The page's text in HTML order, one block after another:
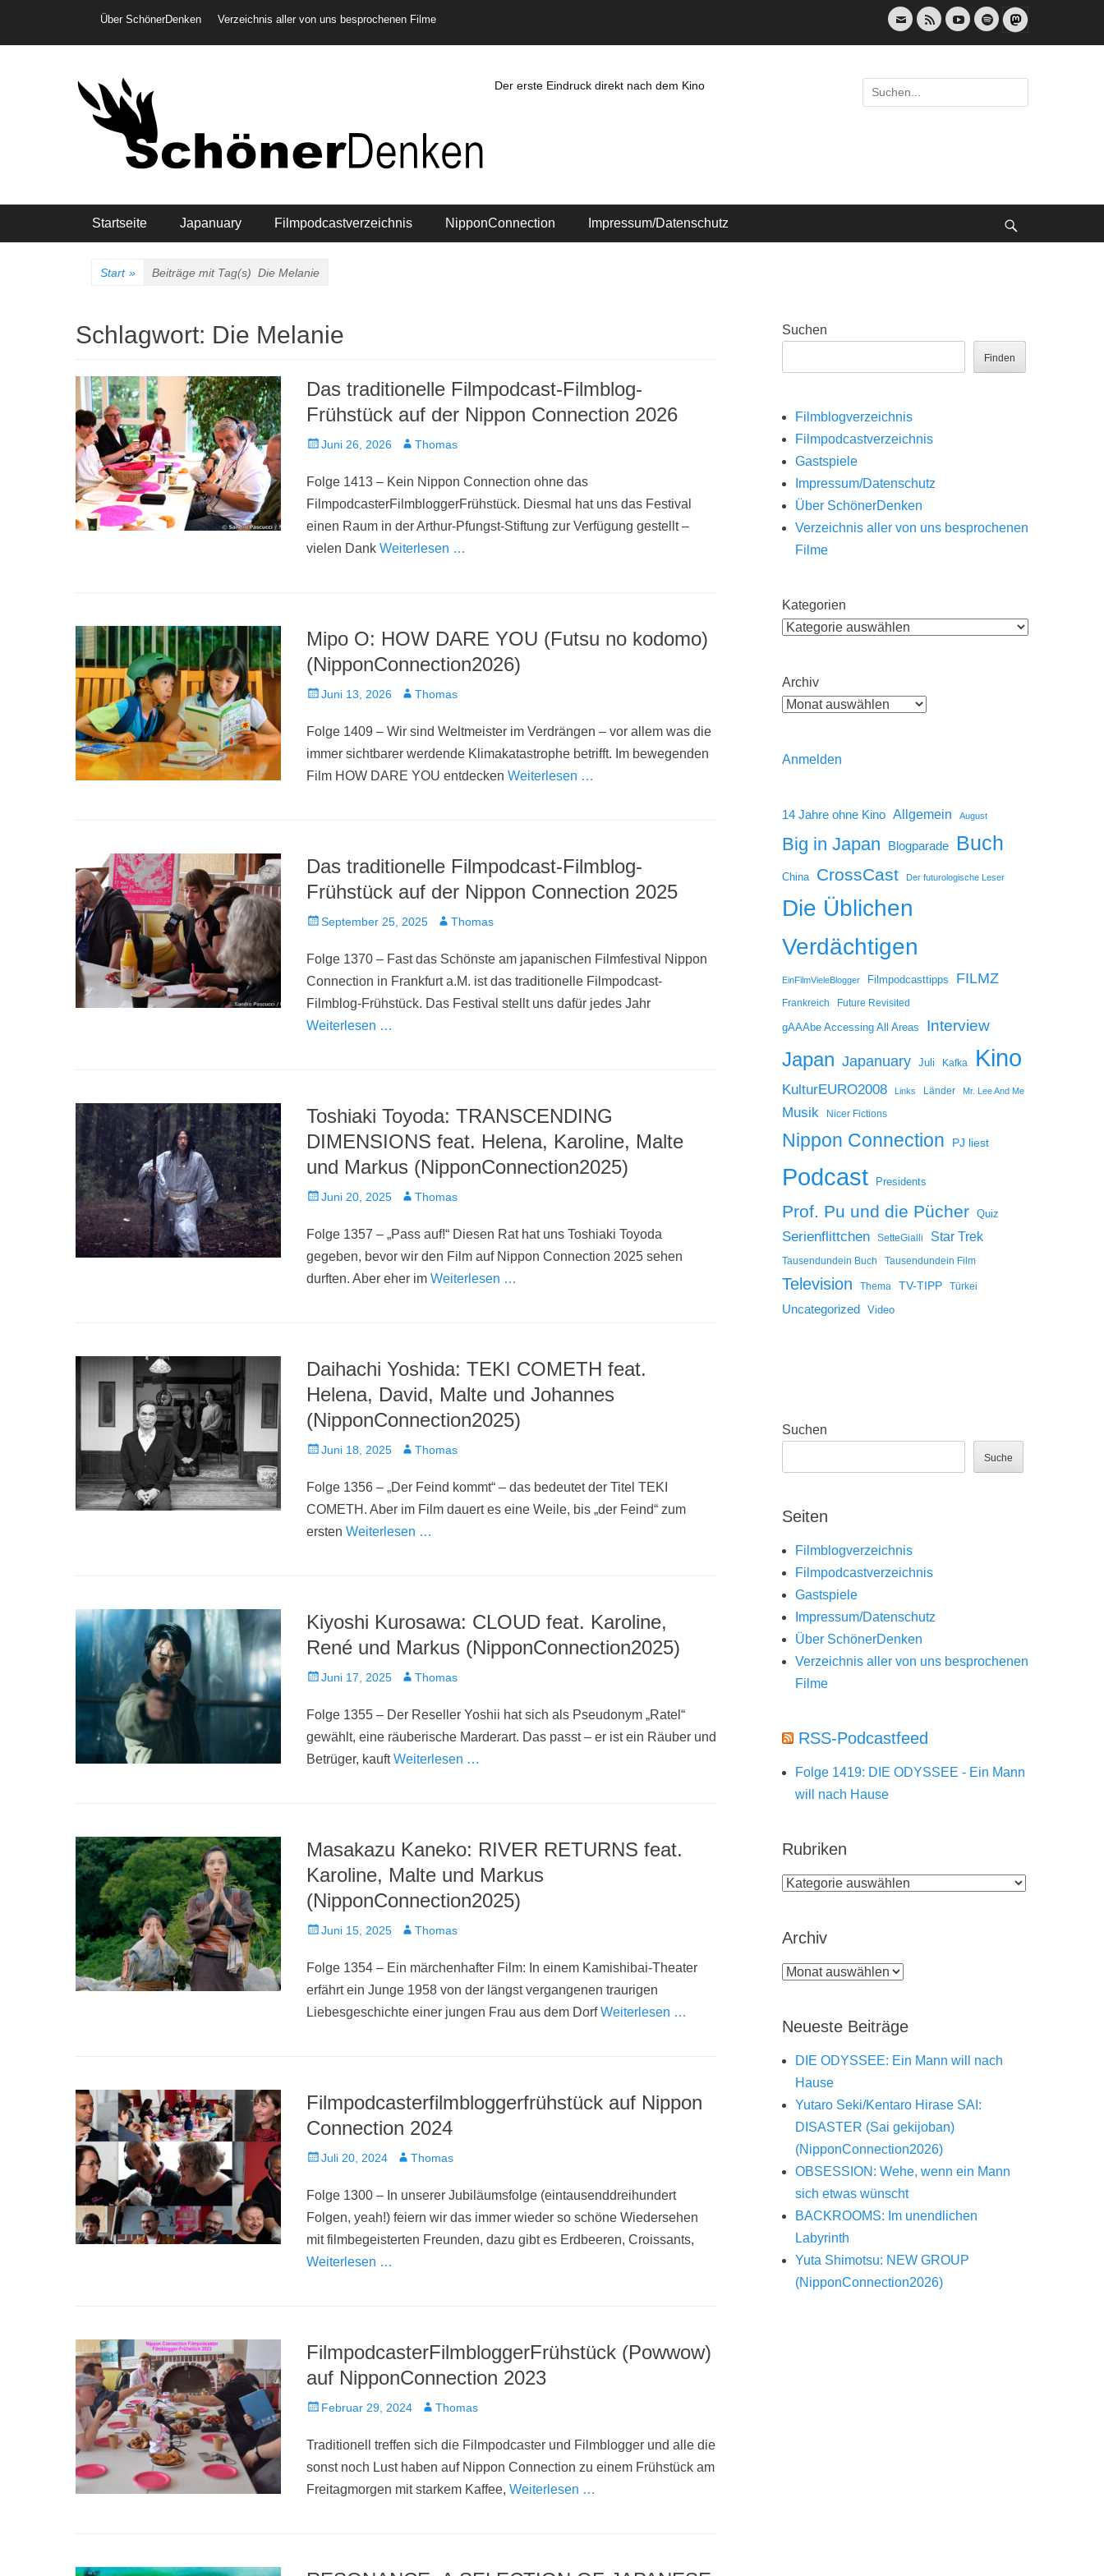
Header-Menü
Über SchönerDenken Verzeichnis aller von uns besprochenen Filme
E-
Mail
Feed YouTubeSpotify
Der erste Eindruck direkt nach dem Kino
Suche
nach:
Hauptmenü
Startseite Japanuary Filmpodcastverzeichnis NipponConnection Impressum/Datenschutz
Start » Beiträge mit Tag(s) Die Melanie
Schlagwort: Die Melanie
Das traditionelle Filmpodcast-Filmblog-
Frühstück auf der Nippon Connection 2026
Veröffentlicht
Juni 26, 2026 AutorThomas
Folge 1413 – Kein Nippon Connection ohne das
FilmpodcasterFilmbloggerFrühstück. Diesmal hat uns das Festival
einen Raum in der Arthur-Pfungst-Stiftung zur Verfügung gestellt –
vielen Dank Weiterlesen …
Mipo O: HOW DARE YOU (Futsu no kodomo)
(NipponConnection2026)
Veröffentlicht
Juni 13, 2026 AutorThomas
Folge 1409 – Wir sind Weltmeister im Verdrängen – vor allem was die
immer sichtbarer werdende Klimakatastrophe betrifft. Im bewegenden
Film HOW DARE YOU entdecken Weiterlesen …
Das traditionelle Filmpodcast-Filmblog-
Frühstück auf der Nippon Connection 2025
Veröffentlicht
September 25, 2025 AutorThomas
Folge 1370 – Fast das Schönste am japanischen Filmfestival Nippon
Connection in Frankfurt a.M. ist das traditionelle Filmpodcast-
Filmblog-Frühstück. Das Festival stellt uns dafür jedes Jahr
Weiterlesen …
Toshiaki Toyoda: TRANSCENDING
DIMENSIONS feat. Helena, Karoline, Malte
und Markus (NipponConnection2025)
Veröffentlicht
Juni 20, 2025 AutorThomas
Folge 1357 – „Pass auf!“ Diesen Rat hat uns Toshiaki Toyoda
gegeben, bevor wir den Film auf Nippon Connection 2025 sehen
durften. Aber eher im Weiterlesen …
Daihachi Yoshida: TEKI COMETH feat.
Helena, David, Malte und Johannes
(NipponConnection2025)
Veröffentlicht
Juni 18, 2025 AutorThomas
Folge 1356 – „Der Feind kommt“ – das bedeutet der Titel TEKI
COMETH. Aber im Film dauert es eine Weile, bis „der Feind“ zum
ersten Weiterlesen …
Kiyoshi Kurosawa: CLOUD feat. Karoline,
René und Markus (NipponConnection2025)
Veröffentlicht
Juni 17, 2025 AutorThomas
Folge 1355 – Der Reseller Yoshii hat sich als Pseudonym „Ratel“
gewählt, eine räuberische Marderart. Das passt – er ist ein Räuber und
Betrüger, kauftWeiterlesen …
Masakazu Kaneko: RIVER RETURNS feat.
Karoline, Malte und Markus
(NipponConnection2025)
Veröffentlicht
Juni 15, 2025 AutorThomas
Folge 1354 – Ein märchenhafter Film: In einem Kamishibai-Theater
erfährt ein Junge 1958 von der längst vergangenen traurigen
Liebesgeschichte einer jungen Frau aus dem DorfWeiterlesen …
Filmpodcasterfilmbloggerfrühstück auf Nippon
Connection 2024
Veröffentlicht
Juli 20, 2024 AutorThomas
Folge 1300 – In unserer Jubiläumsfolge (eintausenddreihundert
Folgen, yeah!) feiern wir das immer wieder so schöne Wiedersehen
mit filmbegeisterten Freunden, dazu gibt es Erdbeeren, Croissants,
Weiterlesen …
FilmpodcasterFilmbloggerFrühstück (Powwow)
auf NipponConnection 2023
Veröffentlicht
Februar 29, 2024 AutorThomas
Traditionell treffen sich die Filmpodcaster und Filmblogger und alle die
sonst noch Lust haben auf Nippon Connection zu einem Frühstück am
Freitagmorgen mit starkem Kaffee, Weiterlesen …
Suchen
Finden
Filmblogverzeichnis
Filmpodcastverzeichnis
Gastspiele
Impressum/Datenschutz
Über SchönerDenken
Verzeichnis aller von uns besprochenen
Filme
Kategorien
Archiv
Anmelden
14 Jahre ohne Kino Allgemein August
Big in Japan Blogparade Buch
China CrossCast Der futurologische Leser
Die Üblichen
Verdächtigen
EinFilmVieleBlogger Filmpodcasttipps FILMZ
Frankreich Future Revisited
gAAAbe Accessing All Areas Interview
Japan Japanuary Juli Kafka Kino
KulturEURO2008 Links Länder Mr. Lee And Me
Musik Nicer Fictions
Nippon Connection PJ liest
Podcast Presidents
Prof. Pu und die Pücher Quiz
Serienflittchen SetteGialli Star Trek
Tausendundein Buch Tausendundein Film
Television Thema TV-TIPP Türkei
Uncategorized Video
Suchen
Suche
Seiten
Filmblogverzeichnis
Filmpodcastverzeichnis
Gastspiele
Impressum/Datenschutz
Über SchönerDenken
Verzeichnis aller von uns besprochenen
Filme
RSS-Podcastfeed
Folge 1419: DIE ODYSSEE - Ein Mann
will nach Hause
Rubriken
Rubriken
Archiv
Archiv
Neueste Beiträge
DIE ODYSSEE: Ein Mann will nach
Hause
Yutaro Seki/Kentaro Hirase SAI:
DISASTER (Sai gekijoban)
(NipponConnection2026)
OBSESSION: Wehe, wenn ein Mann
sich etwas wünscht
BACKROOMS: Im unendlichen
Labyrinth
Yuta Shimotsu: NEW GROUP
(NipponConnection2026)